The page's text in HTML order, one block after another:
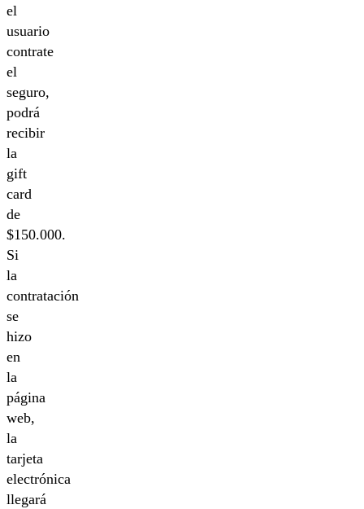
el
usuario
contrate
el
seguro,
podrá
recibir
la
gift
card
de
$150.000.
Si
la
contratación
se
hizo
en
la
página
web,
la
tarjeta
electrónica
llegará